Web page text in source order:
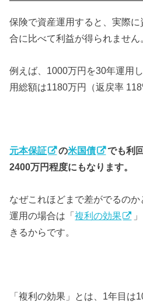
保険で資産運用すると、実際
合に比べて利益が得られません
例えば、1000万円を30年運用
用総額は1180万円（返戻率
元本保証 の米国債
でも利
2400万円程度にもなります。
なぜこれほどまで差がでるの
運用の場合は「複利の効果
きるからです。
「複利の効果」とは、1年目は